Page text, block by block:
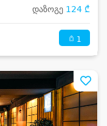
დაზოგე 124 ₾
1